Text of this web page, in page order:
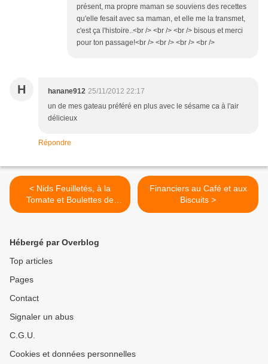
présent, ma propre maman se souviens des recettes
qu'elle fesait avec sa maman, et elle me la transmet,
c'est ça l'histoire..<br /> <br /> <br /> bisous et merci
pour ton passage!<br /> <br /> <br /> <br />
H hanane912 25/11/2012 22:17
un de mes gateau préféré en plus avec le sésame ca à l'air
délicieux
Répondre
< Nids Feuilletés, à la
Tomate et Boulettes de
Kefta
Financiers au Café et aux
Biscuits >
Hébergé par Overblog
Top articles
Pages
Contact
Signaler un abus
C.G.U.
Cookies et données personnelles